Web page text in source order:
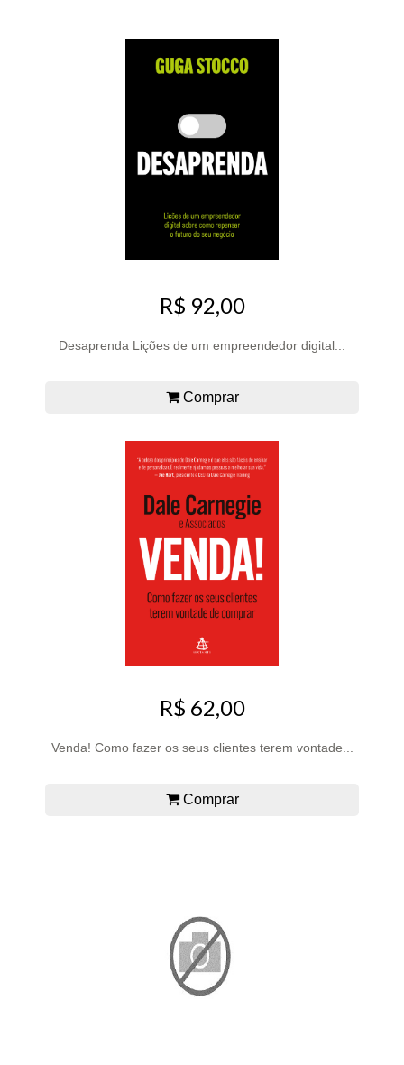
R$ 92,00
Desaprenda Lições de um empreendedor digital...
Comprar
R$ 62,00
Venda! Como fazer os seus clientes terem vontade...
Comprar